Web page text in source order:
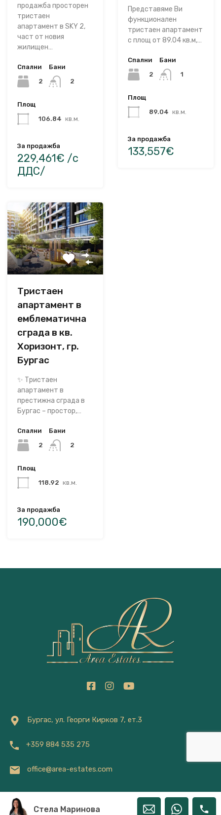
продажба просторен
тристаен
апартамент в SKY 2,
част от новия
жилищен…
Спални
2
Бани
2
Площ
106.84 кв.м.
За продажба
229,461€ /с
ДДС/
Представяме Ви
функционален
тристаен апартамент
с площ от 89.04 кв.м,…
Спални
2
Бани
1
Площ
89.04 кв.м.
За продажба
133,557€
Тристаен
апартамент в
емблематична
сграда в кв.
Хоризонт, гр.
Бургас
✨ Тристаен
апартамент в
престижна сграда в
Бургас – простор,…
Спални
2
Бани
2
Площ
118.92 кв.м.
За продажба
190,000€
Бургас, ул. Георги Кирков 7, ет.3
+359 884 535 275
office@area-estates.com
Стела Маринова